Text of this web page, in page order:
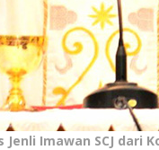
Jenli Imawan SCJ dari